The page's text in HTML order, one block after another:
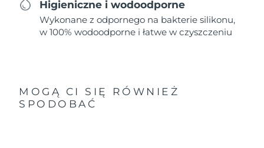
Higieniczne i wodoodporne
Wykonane z odpornego na bakterie silikonu,
w 100% wodoodporne i łatwe w czyszczeniu
MOGĄ CI SIĘ RÓWNIEŻ
SPODOBAĆ